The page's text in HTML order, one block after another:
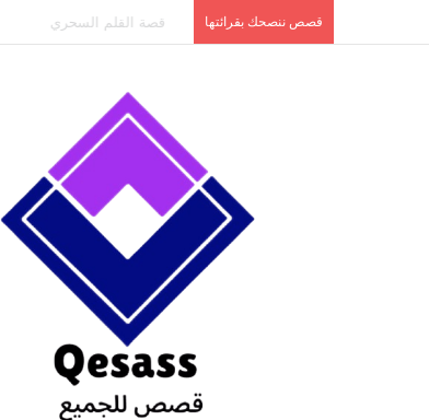
قصص ننصحك بقرائتها قصة الطفل الذي عاد من النار ج3